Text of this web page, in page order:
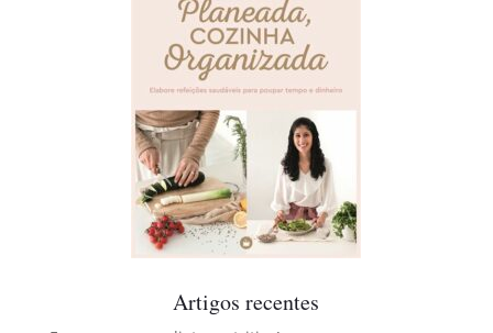
Artigos recentes